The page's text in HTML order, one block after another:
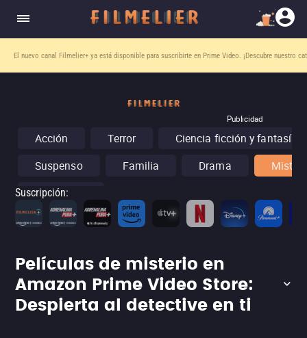
El nuevo canal Filmelier+ ya está disponible para suscribirte en Prime Video. ¡Descubre nuestro
Publicidad
Acción Terror
Ciencia ficción y fantasía
Suspenso
Familia Drama
Conciertos
Suscripción:
Películas de misterio en
Amazon Prime Video Store:
Despierta al detective en ti